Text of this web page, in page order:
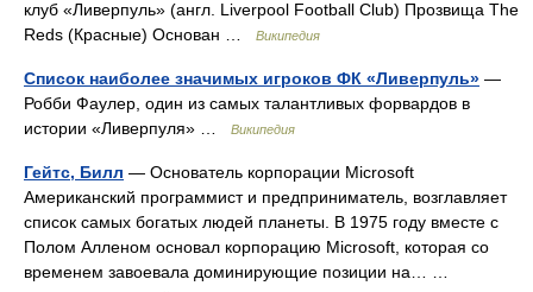
клуб «Ливерпуль» (англ. Liverpool Football Club) Прозвища The
Reds (Красные) Основан …
Википедия
Список наиболее значимых игроков ФК «Ливерпуль» —
Робби Фаулер, один из самых талантливых форвардов в
истории «Ливерпуля» …
Википедия
Гейтс, Билл — Основатель корпорации Microsoft
Американский программист и предприниматель, возглавляет
список самых богатых людей планеты. В 1975 году вместе с
Полом Алленом основал корпорацию Microsoft, которая со
временем завоевала доминирующие позиции на… …